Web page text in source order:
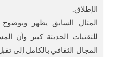
الإطلاق.
المثال السابق يظهر وبوضوح
للتقنيات الحديثة كبير وأن
المجال الثقافي بالكامل إلى